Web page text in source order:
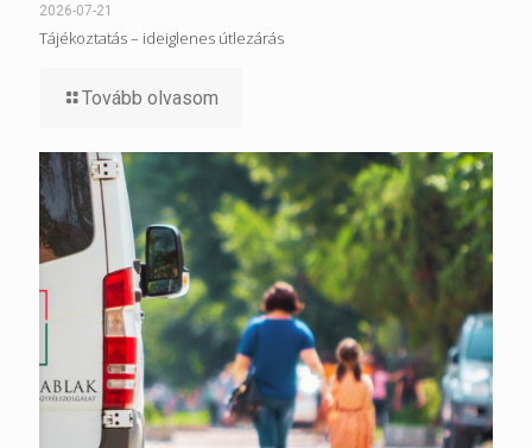
2026-07-21
Tájékoztatás – ideiglenes útlezárás
Tovább olvasom